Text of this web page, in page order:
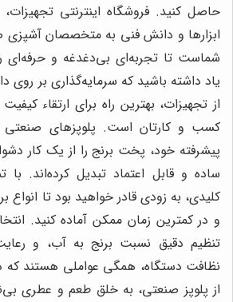
حاصل کنید. فروشگاه اینترنتی
ابزارها و دانش فنی به متخصصان آشپزی
شماست تا تجربه‌ای بی‌دغدغه و حرفه‌ای را
یاد داشته باشید که سرمایه‌گذاری بر
از تجهیزات، بهترین راه برای ارتقاء
کسب و کارتان است. پلوپزهای صنعتی
پیشرفته خود، پخت برنج را از یک کار
ساده و قابل اعتماد تبدیل کرده‌اند.
کلیدی، به زودی قادر خواهید بود تا انواع
و در کمترین زمان ممکن آماده کنید.
تنظیم دقیق نسبت برنج به آب، و
نظافت دستگاه، همگی عواملی هستند که
از پلوپز صنعتی، به خلق طعم و عطری